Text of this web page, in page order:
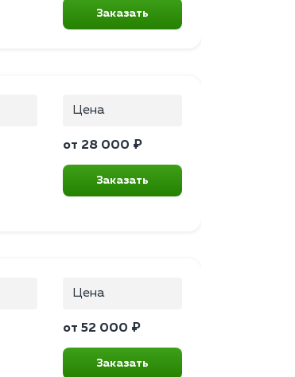
Заказать
Цена
от 28 000 ₽
Заказать
Цена
от 52 000 ₽
Заказать